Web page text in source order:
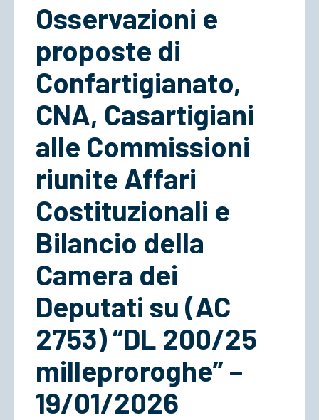
Associarsi
ACCEDI
Osservazioni e
proposte di
Confartigianato,
CNA, Casartigiani
alle Commissioni
riunite Affari
Costituzionali e
Bilancio della
Camera dei
Deputati su (AC
2753) “DL 200/25
milleproroghe” –
19/01/2026